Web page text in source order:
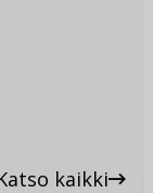
kaikki